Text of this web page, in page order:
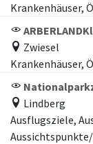
Krankenhäuser,
Zwiesel
Krankenhäuser,
Lindberg
Ausflugsziele,